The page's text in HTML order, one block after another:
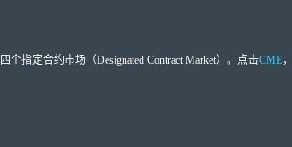
指定合约市场（Designated Contract Market）。点击CME，